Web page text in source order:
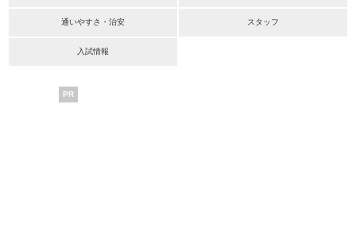
通いやすさ・治安 スタッフ
入試情報
PR